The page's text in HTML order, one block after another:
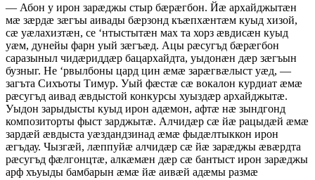
— Абон у ирон зарæджы стыр бæрæгбон. Йæ архайджытæн
мæ зæрдæ зæгъы аивады бæрзонд къæпхæнтæм куыд хизой,
сæ уæлахизтæн, се ‘нтыстытæн мах та хорз æвдисæн куыд
уæм, дунейы фарн уый зæгъæд. Ацы рæсугъд бæрæгбон
саразыныл чидæриддæр бацархайдта, уыдонæн дæр зæгъын
бузныг. Не ‘рвылбоны цард цин æмæ зарæгвæлыст уæд, —
загъта Сихъоты Тимур. Уый фæстæ сæ вокалон курдиат æмæ
рæсугъд аивад æвдыстой конкурсы хуыздæр архайджытæ.
Уыдон зарыдысты куыд ирон адæмон, афтæ нæ зындгонд
композиторты фыст зарджытæ. Алчидæр сæ йæ рацыдæй æмæ
зардæй æвдыста уæздандзинад æмæ фыдæлтыккон ирон
æгъдау. Чызгæй, лæппуйæ алчидæр сæ йæ зарæджы æвæрдта
рæсугъд фæлгонцтæ, алкæмæн дæр сæ бантыст ирон зарæджы
арф хъуыды бамбарын æмæ йæ аивæй адæмы размæ